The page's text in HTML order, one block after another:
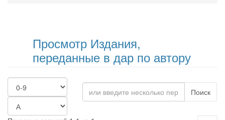
Просмотр Издания,
переданные в дар по автору
Поиск